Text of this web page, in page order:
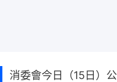
消委會今日（15日）